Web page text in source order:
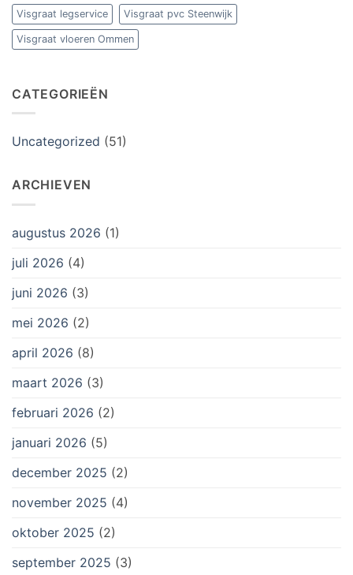
Visgraat legservice Visgraat pvc Steenwijk
Visgraat vloeren Ommen
CATEGORIEËN
Uncategorized (51)
ARCHIEVEN
augustus 2026 (1)
juli 2026 (4)
juni 2026 (3)
mei 2026 (2)
april 2026 (8)
maart 2026 (3)
februari 2026 (2)
januari 2026 (5)
december 2025 (2)
november 2025 (4)
oktober 2025 (2)
september 2025 (3)